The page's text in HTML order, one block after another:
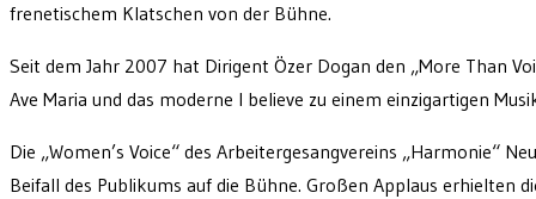
frenetischem Klatschen von der Bühne.
Seit dem Jahr 2007 hat Dirigent Özer Dogan den „More Than
Ave Maria und das moderne I believe zu einem einzigartigen
Die „Women’s Voice“ des Arbeitergesangvereins „Harmonie“
Beifall des Publikums auf die Bühne. Großen Applaus erhielten